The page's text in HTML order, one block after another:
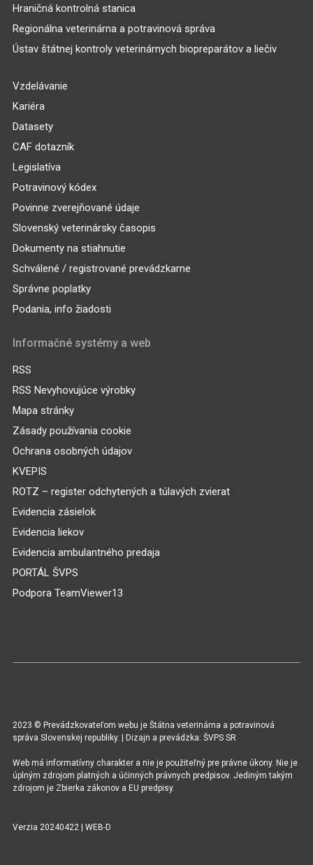
Hraničná kontrolná stanica
Regionálna veterinárna a potravinová správa
Ústav štátnej kontroly veterinárnych biopreparátov a liečiv
Vzdelávanie
Kariéra
Datasety
CAF dotazník
Legislatíva
Potravinový kódex
Povinne zverejňované údaje
Slovenský veterinársky časopis
Dokumenty na stiahnutie
Schválené / registrované prevádzkarne
Správne poplatky
Podania, info žiadosti
Informačné systémy a web
RSS
RSS Nevyhovujúce výrobky
Mapa stránky
Zásady používania cookie
Ochrana osobných údajov
KVEPIS
ROTZ – register odchytených a túlavých zvierat
Evidencia zásielok
Evidencia liekov
Evidencia ambulantného predaja
PORTÁL ŠVPS
Podpora TeamViewer13
2023 © Prevádzkovateľom webu je Štátna veterinárna a potravinová
správa Slovenskej republiky. | Dizajn a prevádzka: ŠVPS SR
Web má informatívny charakter a nie je použiteľný pre právne úkony. Nie je
úplným zdrojom platných a účinných právnych predpisov. Jediným takým
zdrojom je Zbierka zákonov a EU predpisy.
Verzia 20240422 | WEB-D